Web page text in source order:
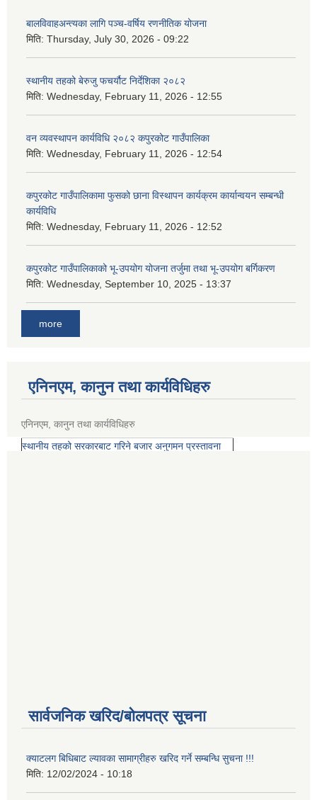
बालविवाहअन्त्यका लागि पञ्च-वर्षिय रणनीतिक योजना
मिति: Thursday, July 30, 2026 - 09:22
स्थानीय तहको बेरुजु फचर्यौट निर्देशिका २०८२
मिति: Wednesday, February 11, 2026 - 12:55
वन व्यवस्थापन कार्यविधि २०८२ कपुरकोट गाउँपालिका
मिति: Wednesday, February 11, 2026 - 12:54
कपुरकोट गाउँपालिकामा फुसको छाना विस्थापन कार्यक्रम कार्यान्वयन सम्बन्धी
कार्यविधि
मिति: Wednesday, February 11, 2026 - 12:52
कपुरकोट गाउँपालिकाको भू-उपयोग योजना तर्जुमा तथा भू-उपयोग बर्गिकरण
मिति: Wednesday, September 10, 2025 - 13:37
more
एनिनएम, कानुन तथा कार्यविधिहरु
एनिनएम, कानुन तथा कार्यविधिहरु
स्थानीय तहको सरकारबाट गरिने बजार अनुगमन प्रस्तावना
सार्वजनिक खरिद/बोलपत्र सूचना
क्याटलग बिधिबाट ल्यावका सामाग्रीहरु खरिद गर्ने सम्बन्धि सुचना !!!
मिति: 12/02/2024 - 10:18